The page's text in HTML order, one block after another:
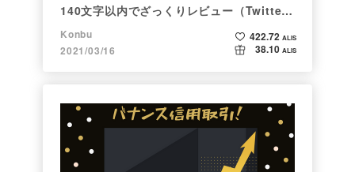
140文字以内でざっくりレビュー（Twitter
向け情報まとめ）
Konbu
2021/03/16
422.72 ALIS
38.10 ALIS